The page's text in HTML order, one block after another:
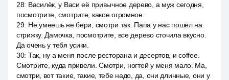
28: Василёк, у Васи её привычное дерево, а муж сегодня,
посмотрите, смотрите, какое огромное.
29: Не умеешь не бери, смотри так. Папа у нас пошёл на
стрижку. Дамочка, посмотрите, все дерево сточила вкусно.
Да очень у тебя усики.
30: Так, ну а меня после ресторана и десертов, и coffee.
Смотрите, куда привели. Смотри, ногтей у меня мало. Ма,
смотри, вот такие, такие, тебе надо, да, они длинные, они у